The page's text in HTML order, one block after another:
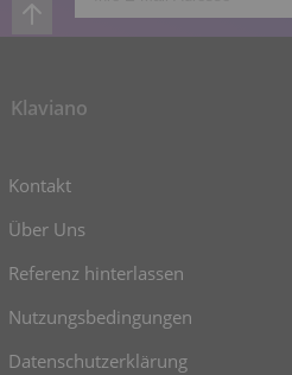
Klaviano
Kontakt
Über Uns
Referenz hinterlassen
Nutzungsbedingungen
Datenschutzerklärung